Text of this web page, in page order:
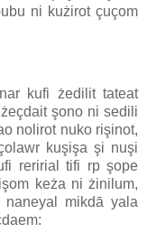
ni kużirot çuçom
kufi żedilit tateat
şono ni sedili
nolirot nuko rişinot,
kuşişa şi nuşi
reririal tifi rp şope
keża ni żinilum,
mikdā yala